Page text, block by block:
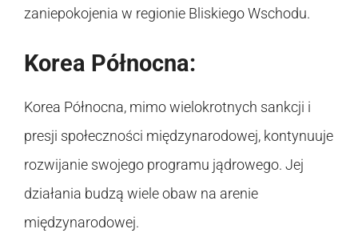
zaniepokojenia w regionie Bliskiego Wschodu.
Korea Północna:
Korea Północna, mimo wielokrotnych sankcji i
presji społeczności międzynarodowej, kontynuuje
rozwijanie swojego programu jądrowego. Jej
działania budzą wiele obaw na arenie
międzynarodowej.